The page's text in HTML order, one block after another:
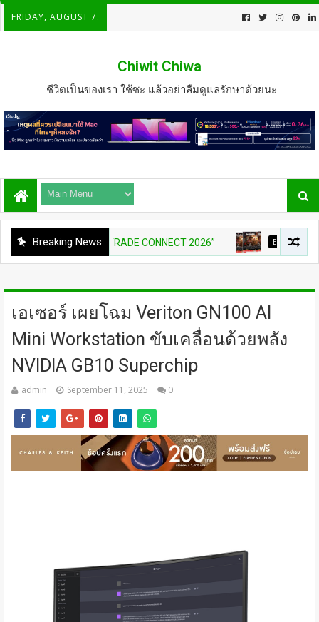
FRIDAY, AUGUST 7.
Chiwit Chiwa
ชีวิตเป็นของเรา ใช้ซะ แล้วอย่าลืมดูแลรักษาด้วยนะ
Breaking News
รจาธุรกิจ “BIO TRADE CONNECT 2026” ENTERTAIN 31 ก.
เอเซอร์ เผยโฉม Veriton GN100 AI
Mini Workstation ขับเคลื่อนด้วยพลัง
NVIDIA GB10 Superchip
admin September 11, 2025 0